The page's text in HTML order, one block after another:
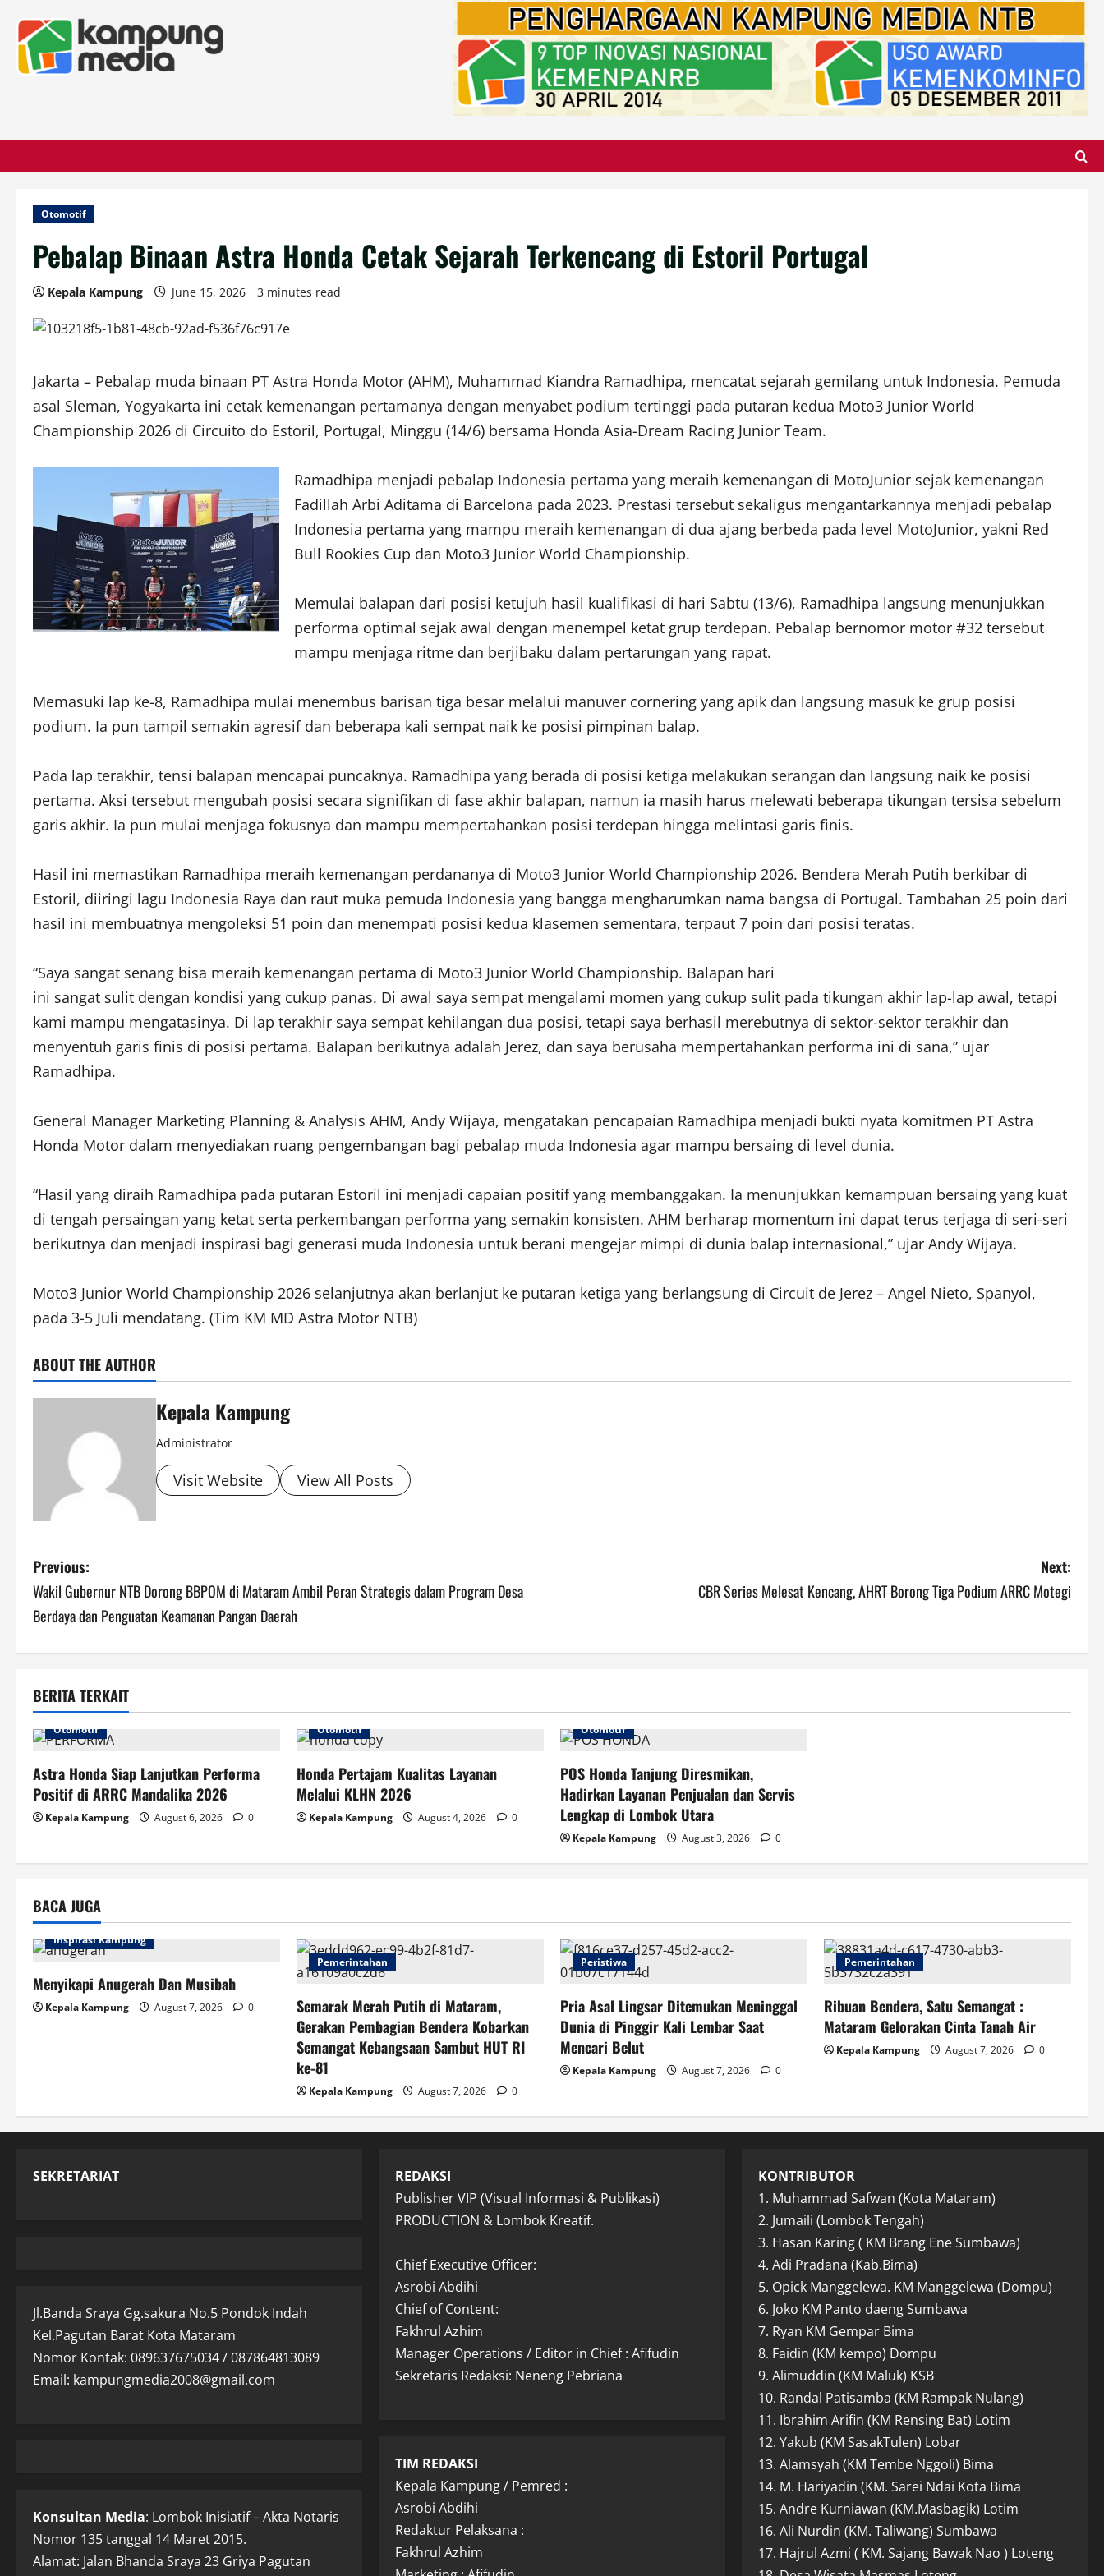
Otomotif
Pebalap Binaan Astra Honda Cetak Sejarah Terkencang di Estoril Portugal
Kepala Kampung June 15, 2026 3 minutes read
Jakarta – Pebalap muda binaan PT Astra Honda Motor (AHM), Muhammad Kiandra Ramadhipa, mencatat sejarah gemilang untuk Indonesia. Pemuda
asal Sleman, Yogyakarta ini cetak kemenangan pertamanya dengan menyabet podium tertinggi pada putaran kedua Moto3 Junior World
Championship 2026 di Circuito do Estoril, Portugal, Minggu (14/6) bersama Honda Asia-Dream Racing Junior Team.
Ramadhipa menjadi pebalap Indonesia pertama yang meraih kemenangan di MotoJunior sejak kemenangan
Fadillah Arbi Aditama di Barcelona pada 2023. Prestasi tersebut sekaligus mengantarkannya menjadi pebalap
Indonesia pertama yang mampu meraih kemenangan di dua ajang berbeda pada level MotoJunior, yakni Red
Bull Rookies Cup dan Moto3 Junior World Championship.
Memulai balapan dari posisi ketujuh hasil kualifikasi di hari Sabtu (13/6), Ramadhipa langsung menunjukkan
performa optimal sejak awal dengan menempel ketat grup terdepan. Pebalap bernomor motor #32 tersebut
mampu menjaga ritme dan berjibaku dalam pertarungan yang rapat.
Memasuki lap ke-8, Ramadhipa mulai menembus barisan tiga besar melalui manuver cornering yang apik dan langsung masuk ke grup posisi
podium. Ia pun tampil semakin agresif dan beberapa kali sempat naik ke posisi pimpinan balap.
Pada lap terakhir, tensi balapan mencapai puncaknya. Ramadhipa yang berada di posisi ketiga melakukan serangan dan langsung naik ke posisi
pertama. Aksi tersebut mengubah posisi secara signifikan di fase akhir balapan, namun ia masih harus melewati beberapa tikungan tersisa sebelum
garis akhir. Ia pun mulai menjaga fokusnya dan mampu mempertahankan posisi terdepan hingga melintasi garis finis.
Hasil ini memastikan Ramadhipa meraih kemenangan perdananya di Moto3 Junior World Championship 2026. Bendera Merah Putih berkibar di
Estoril, diiringi lagu Indonesia Raya dan raut muka pemuda Indonesia yang bangga mengharumkan nama bangsa di Portugal. Tambahan 25 poin dari
hasil ini membuatnya mengoleksi 51 poin dan menempati posisi kedua klasemen sementara, terpaut 7 poin dari posisi teratas.
“Saya sangat senang bisa meraih kemenangan pertama di Moto3 Junior World Championship. Balapan hari
ini sangat sulit dengan kondisi yang cukup panas. Di awal saya sempat mengalami momen yang cukup sulit pada tikungan akhir lap-lap awal, tetapi
kami mampu mengatasinya. Di lap terakhir saya sempat kehilangan dua posisi, tetapi saya berhasil merebutnya di sektor-sektor terakhir dan
menyentuh garis finis di posisi pertama. Balapan berikutnya adalah Jerez, dan saya berusaha mempertahankan performa ini di sana,” ujar
Ramadhipa.
General Manager Marketing Planning & Analysis AHM, Andy Wijaya, mengatakan pencapaian Ramadhipa menjadi bukti nyata komitmen PT Astra
Honda Motor dalam menyediakan ruang pengembangan bagi pebalap muda Indonesia agar mampu bersaing di level dunia.
“Hasil yang diraih Ramadhipa pada putaran Estoril ini menjadi capaian positif yang membanggakan. Ia menunjukkan kemampuan bersaing yang kuat
di tengah persaingan yang ketat serta perkembangan performa yang semakin konsisten. AHM berharap momentum ini dapat terus terjaga di seri-seri
berikutnya dan menjadi inspirasi bagi generasi muda Indonesia untuk berani mengejar mimpi di dunia balap internasional,” ujar Andy Wijaya.
Moto3 Junior World Championship 2026 selanjutnya akan berlanjut ke putaran ketiga yang berlangsung di Circuit de Jerez – Angel Nieto, Spanyol,
pada 3-5 Juli mendatang. (Tim KM MD Astra Motor NTB)
ABOUT THE AUTHOR
Kepala Kampung
Administrator
Visit Website View All Posts
P
o
n
a
v
i
t
i
o
n
Previous:
Wakil Gubernur NTB Dorong BBPOM di Mataram Ambil Peran Strategis dalam Program Desa
Berdaya dan Penguatan Keamanan Pangan Daerah
Next:
CBR Series Melesat Kencang, AHRT Borong Tiga Podium ARRC Motegi
BERITA TERKAIT
Otomotif
Astra Honda Siap Lanjutkan Performa
Positif di ARRC Mandalika 2026
Kepala Kampung August 6, 2026 0
Otomotif
Honda Pertajam Kualitas Layanan
Melalui KLHN 2026
Kepala Kampung August 4, 2026 0
Otomotif
POS Honda Tanjung Diresmikan,
Hadirkan Layanan Penjualan dan Servis
Lengkap di Lombok Utara
Kepala Kampung August 3, 2026 0
BACA JUGA
Inspirasi Kampung
Menyikapi Anugerah Dan Musibah
Kepala Kampung August 7, 2026 0
Pemerintahan
Semarak Merah Putih di Mataram,
Gerakan Pembagian Bendera Kobarkan
Semangat Kebangsaan Sambut HUT RI
ke-81
Kepala Kampung August 7, 2026 0
Peristiwa
Pria Asal Lingsar Ditemukan Meninggal
Dunia di Pinggir Kali Lembar Saat
Mencari Belut
Kepala Kampung August 7, 2026 0
Pemerintahan
Ribuan Bendera, Satu Semangat :
Mataram Gelorakan Cinta Tanah Air
Kepala Kampung August 7, 2026 0
SEKRETARIAT
Jl.Banda Sraya Gg.sakura No.5 Pondok Indah
Kel.Pagutan Barat Kota Mataram
Nomor Kontak: 089637675034 / 087864813089
Email: kampungmedia2008@gmail.com
Konsultan Media: Lombok Inisiatif – Akta Notaris
Nomor 135 tanggal 14 Maret 2015.
Alamat: Jalan Bhanda Sraya 23 Griya Pagutan
REDAKSI
Publisher VIP (Visual Informasi & Publikasi)
PRODUCTION & Lombok Kreatif.
Chief Executive Officer:
Asrobi Abdihi
Chief of Content:
Fakhrul Azhim
Manager Operations / Editor in Chief : Afifudin
Sekretaris Redaksi: Neneng Pebriana
TIM REDAKSI
Kepala Kampung / Pemred :
Asrobi Abdihi
Redaktur Pelaksana :
Fakhrul Azhim
KONTRIBUTOR
1. Muhammad Safwan (Kota Mataram)
2. Jumaili (Lombok Tengah)
3. Hasan Karing ( KM Brang Ene Sumbawa)
4. Adi Pradana (Kab.Bima)
5. Opick Manggelewa. KM Manggelewa (Dompu)
6. Joko KM Panto daeng Sumbawa
7. Ryan KM Gempar Bima
8. Faidin (KM kempo) Dompu
9. Alimuddin (KM Maluk) KSB
10. Randal Patisamba (KM Rampak Nulang)
11. Ibrahim Arifin (KM Rensing Bat) Lotim
12. Yakub (KM SasakTulen) Lobar
13. Alamsyah (KM Tembe Nggoli) Bima
14. M. Hariyadin (KM. Sarei Ndai Kota Bima
15. Andre Kurniawan (KM.Masbagik) Lotim
16. Ali Nurdin (KM. Taliwang) Sumbawa
17. Hajrul Azmi ( KM. Sajang Bawak Nao ) Loteng